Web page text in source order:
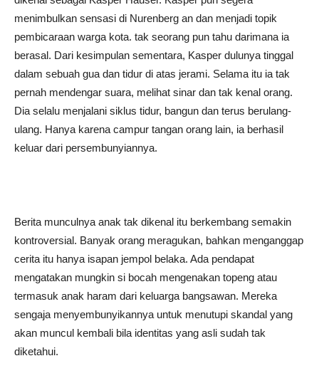
menimbulkan sensasi di Nurenberg an dan menjadi topik
pembicaraan warga kota. tak seorang pun tahu darimana ia
berasal. Dari kesimpulan sementara, Kasper dulunya tinggal
dalam sebuah gua dan tidur di atas jerami. Selama itu ia tak
pernah mendengar suara, melihat sinar dan tak kenal orang.
Dia selalu menjalani siklus tidur, bangun dan terus berulang-
ulang. Hanya karena campur tangan orang lain, ia berhasil
keluar dari persembunyiannya.
Berita munculnya anak tak dikenal itu berkembang semakin
kontroversial. Banyak orang meragukan, bahkan menganggap
cerita itu hanya isapan jempol belaka. Ada pendapat
mengatakan mungkin si bocah mengenakan topeng atau
termasuk anak haram dari keluarga bangsawan. Mereka
sengaja menyembunyikannya untuk menutupi skandal yang
akan muncul kembali bila identitas yang asli sudah tak
diketahui.